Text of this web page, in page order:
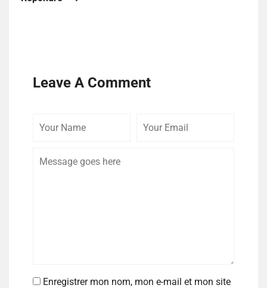
Leave A Comment
Enregistrer mon nom, mon e-mail et mon site